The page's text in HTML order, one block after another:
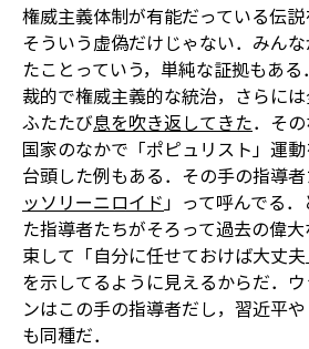
権威主義体制が有能だっている伝説
そういう虚偽だけじゃない．みん
たことっていう，単純な証拠もあ
裁的で権威主義的な統治，さらに
ふたたび息を吹き返してきた．そ
国家のなかで「ポピュリスト」運
台頭した例もある．その手の指導
ッソリーニロイド」って呼んでる
た指導者たちがそろって過去の偉
束して「自分に任せておけば大丈
を示してるように見えるからだ．
ンはこの手の指導者だし，習近平
も同種だ．